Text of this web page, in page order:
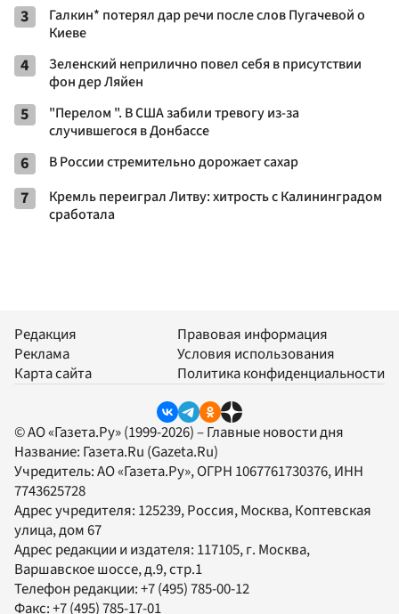
3
Галкин* потерял дар речи после слов Пугачевой о
Киеве
4
Зеленский неприлично повел cебя в присутствии
фон дер Ляйен
5
"Перелом ". В США забили тревогу из-за
случившегося в Донбассе
6 В России стремительно дорожает сахар
7
Кремль переиграл Литву: хитрость с Калининградом
сработала
Редакция
Реклама
Карта сайта
Правовая информация
Условия использования
Политика конфиденциальности
© АО «Газета.Ру» (1999-2026) – Главные новости дня
Название: Газета.Ru (Gazeta.Ru)
Учредитель:АО «Газета.Ру», ОГРН 1067761730376, ИНН
7743625728
Адрес учредителя: 125239, Россия, Москва, Коптевская
улица, дом 67
Адрес редакции и издателя: 117105, г. Москва,
Варшавское шоссе, д.9, стр.1
Телефон редакции:+7 (495) 785-00-12
Факс:+7 (495) 785-17-01